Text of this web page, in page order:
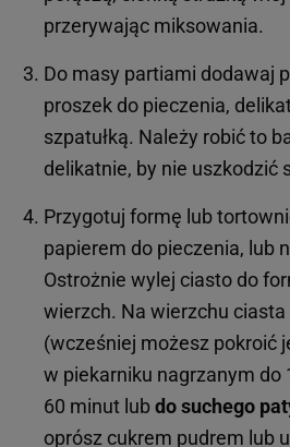
przerywając miksowania.
Do masy partiami dodawaj
proszek do pieczenia,
szpatułką. Należy robić to
delikatnie, by nie uszkodzić
Przygotuj formę lub
papierem do pieczenia, lub
Ostrożnie wylej ciasto do
wierzch. Na wierzchu ciasta
(wcześniej możesz pokroić
w piekarniku nagrzanym do
60 minut lubdosuchego
oprósz cukrem pudrem lub